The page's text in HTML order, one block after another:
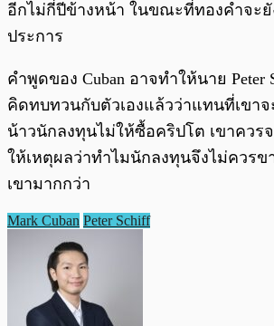
อีกไม่กี่ปีข้างหน้า ในขณะที่ทองคำจะยั
ประการ
คำพูดของ Cuban อาจทำให้นาย Peter
คิดทบทวนกับตัวเองแล้วว่าแทนที่เขา
น้าวนักลงทุนไม่ให้ซื้อคริปโต เขาควร
ให้เหตุผลว่าทำไมนักลงทุนจึงไม่ควรข
เขามากกว่า
Mark Cuban Peter Schiff